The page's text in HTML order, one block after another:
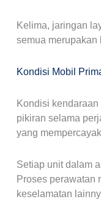
Kelima, jaringan
semua merupakan
Kondisi Mobil
Kondisi
pikiran selama
yang
Setiap unit dalam
Proses perawatan
keselamatan